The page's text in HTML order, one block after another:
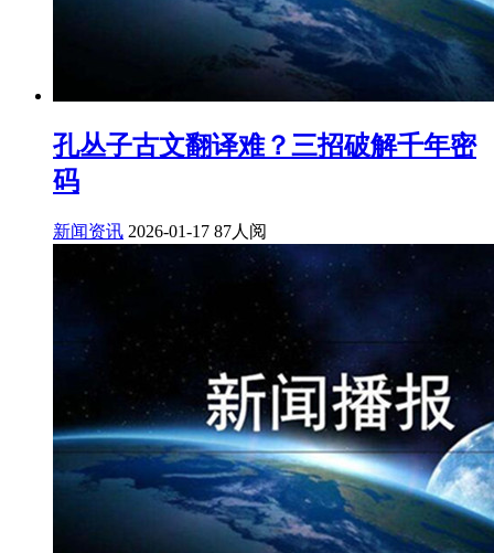
孔丛子古文翻译难？三招破解千年密
码
新闻资讯 2026-01-17 87人阅